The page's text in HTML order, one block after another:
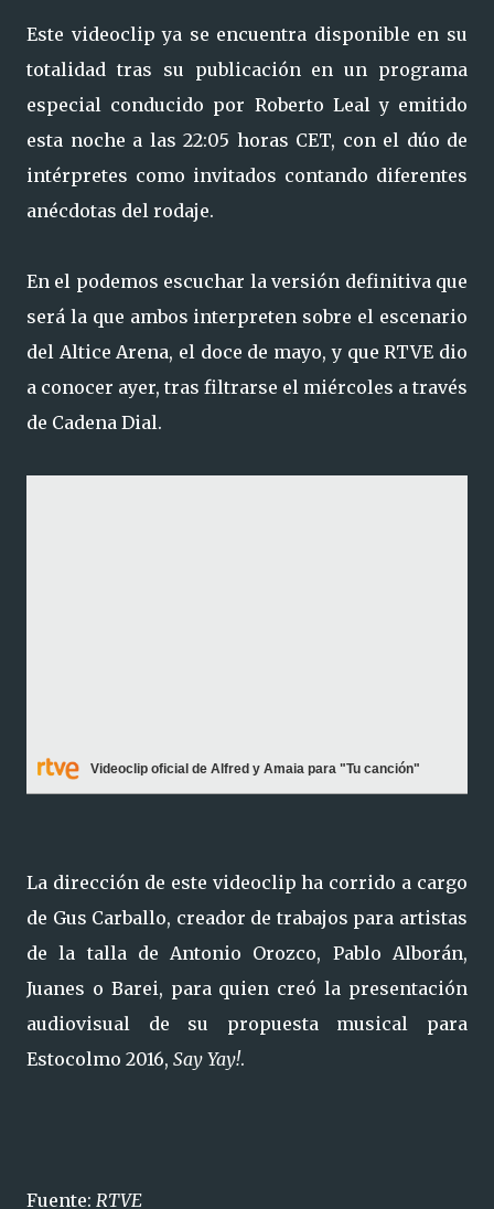
Este videoclip ya se encuentra disponible en su
totalidad tras su publicación en un programa
especial conducido por Roberto Leal y emitido
esta noche a las 22:05 horas CET, con el dúo de
intérpretes como invitados contando diferentes
anécdotas del rodaje.
En el podemos escuchar la versión definitiva que
será la que ambos interpreten sobre el escenario
del Altice Arena, el doce de mayo, y que RTVE dio
a conocer ayer, tras filtrarse el miércoles a través
de Cadena Dial.
Videoclip oficial de Alfred y Amaia para "Tu canción"
La dirección de este videoclip ha corrido a cargo
de Gus Carballo, creador de trabajos para artistas
de la talla de Antonio Orozco, Pablo Alborán,
Juanes o Barei, para quien creó la presentación
audiovisual de su propuesta musical para
Estocolmo 2016, Say Yay!.
Fuente: RTVE